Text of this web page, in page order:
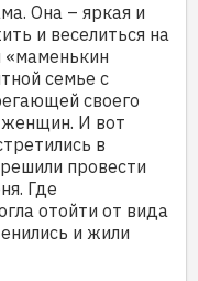
Она – яркая и
и веселиться на
«маменькин
семье с
своего
женщин. И вот
в
провести
Где
отойти от вида
и жили